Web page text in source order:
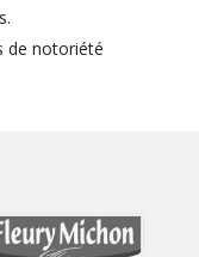
de notoriété